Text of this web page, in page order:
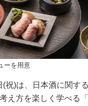
ーを用意
祝)は、日本酒に関す
え方を楽しく学べる